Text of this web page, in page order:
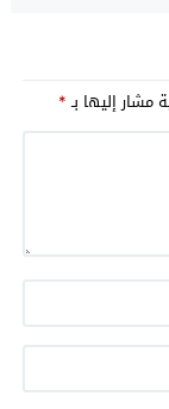
مشار إليها بـ*